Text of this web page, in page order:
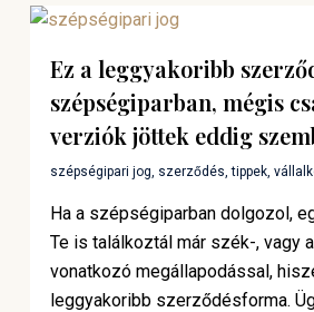
Ez a leggyakoribb
szépségiparban, mégis
verziók jöttek eddig
szépségipari jog, szerződés,tippek,
Ha a szépségiparban dolgozol,
Te is találkoztál már szék-, vagy
vonatkozó megállapodással,
leggyakoribb szerződésforma.